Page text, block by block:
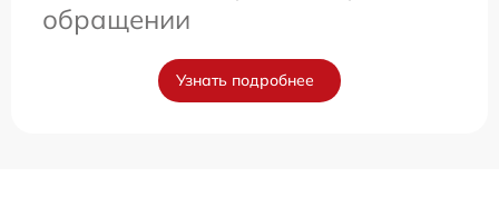
обращении
Узнать подробнее